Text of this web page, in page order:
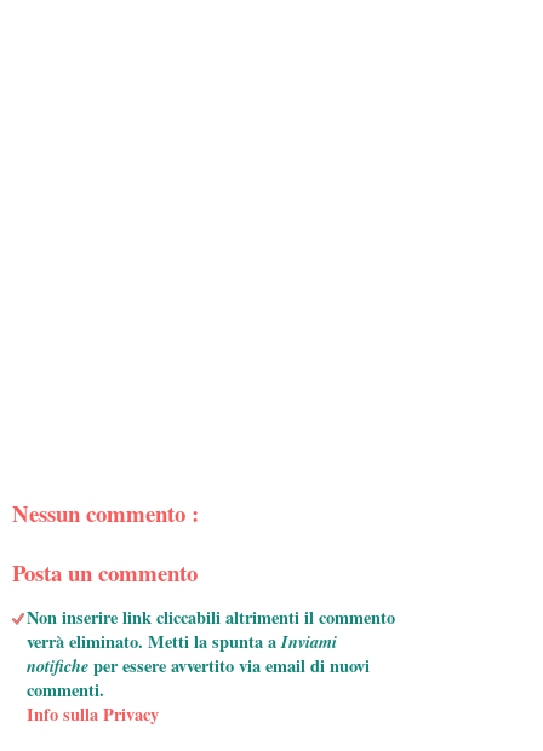
Nessun commento :
Posta un commento
Non inserire link cliccabili altrimenti il commento
verrà eliminato. Metti la spunta aInviami
notificheper essere avvertito via email di nuovi
commenti.
Info sulla Privacy